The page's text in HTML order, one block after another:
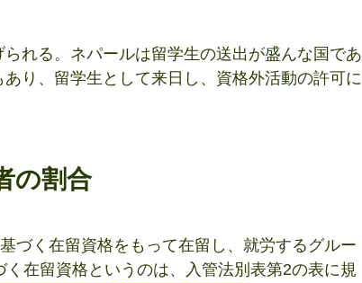
れる。ネパールは留学生の送出が盛んな国であ
り、留学生として来日し、資格外活動の許可に
の割合
づく在留資格をもって在留し、就労するグルー
在留資格というのは、入管法別表第2の表に規